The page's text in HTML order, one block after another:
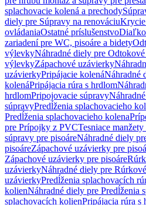
splachovacie kolená a prechody
diely pre Súpravy na renováciu
ovládaniaOstatné príslušenstvo
zariadení pre WC, pisoáre a bidety
výlevkyNáhradné diely pre
výlevkyZápachové uzávierky
uzávierkyPripájacie kolenáNáhradné
kolenáPripájacia rúra s hrdlom
hrdlomPripojovacie súpravy
súpravyPredĺženia splachovacieho
Predĺženia splachovacieho kolena
pre Prípojky z PVCTesniace
súpravy pre pisoáreNáhradné diely
pisoáreZápachové uzávierky pre
Zápachové uzávierky pre pisoáre
uzávierkyNáhradné diely pre
uzávierkyPredĺženia splachovacích
kolienNáhradné diely pre Predĺženia
splachovacích kolienPripájacia rúra s